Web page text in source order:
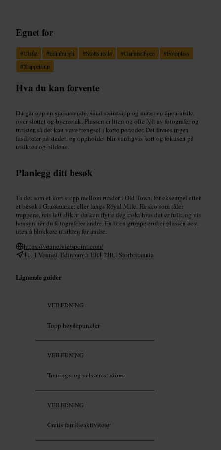
Egnet for
#Utsikt #Edinburgh #Slottsutsikt #Gammelbyen #Fotoplass
#Trappetrinn
Hva du kan forvente
Du går opp en sjarmerende, smal steintrapp og møter en åpen utsikt
over slottet og byens tak. Plassen er liten og ofte fylt av fotografer og
turister, så det kan være trengsel i korte perioder. Det finnes ingen
fasiliteter på stedet, og oppholdet blir vanligvis kort og fokusert på
utsikten og bildene.
Planlegg ditt besøk
Ta det som et kort stopp mellom runder i Old Town, for eksempel etter
et besøk i Grassmarket eller langs Royal Mile. Ha sko som tåler
trappene, reis lett slik at du kan flytte deg raskt hvis det er fullt, og vis
hensyn når du fotograferer andre. En liten gruppe bruker plassen best
uten å blokkere utsikten for andre.
https://vennelviewpoint.com/
11, 1 Vennel, Edinburgh EH1 2HU, Storbritannia
Lignende guider
VEILEDNING
Topp høydepunkter
VEILEDNING
Trenings- og velværestudioer
VEILEDNING
Gratis familieaktiviteter